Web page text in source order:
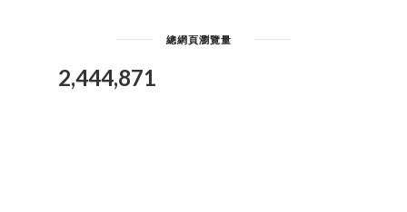
總網頁瀏覽量
2,444,871